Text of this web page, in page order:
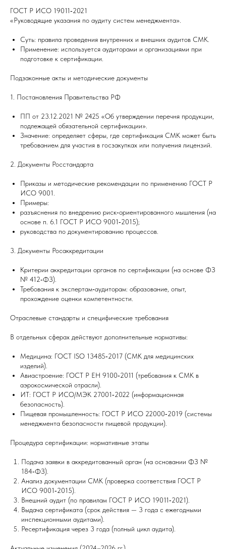
ГОСТ Р ИСО 19011‑2021
«Руководящие указания по аудиту систем менеджмента».
Суть: правила проведения внутренних и внешних аудитов СМК.
Применение: используется аудиторами и организациями при
подготовке к сертификации.
Подзаконные акты и методические документы
1. Постановления Правительства РФ
ПП от 23.12.2021 № 2425 «Об утверждении перечня продукции,
подлежащей обязательной сертификации».
Значение: определяет сферы, где сертификация СМК может быть
требованием для участия в госзакупках или получения лицензий.
2. Документы Росстандарта
Приказы и методические рекомендации по применению ГОСТ Р
ИСО 9001.
Примеры:
разъяснения по внедрению риск‑ориентированного мышления (на
основе п. 6.1 ГОСТ Р ИСО 9001‑2015);
руководства по документированию процессов.
3. Документы Росаккредитации
Критерии аккредитации органов по сертификации (на основе ФЗ
№ 412‑ФЗ).
Требования к экспертам‑аудиторам: образование, опыт,
прохождение оценки компетентности.
Отраслевые стандарты и специфические требования
В отдельных сферах действуют дополнительные нормативы:
Медицина: ГОСТ ISO 13485‑2017 (СМК для медицинских
изделий).
Авиастроение: ГОСТ Р ЕН 9100‑2011 (требования к СМК в
аэрокосмической отрасли).
ИТ: ГОСТ Р ИСО/МЭК 27001‑2022 (информационная
безопасность).
Пищевая промышленность: ГОСТ Р ИСО 22000‑2019 (системы
менеджмента безопасности пищевой продукции).
Процедура сертификации: нормативные этапы
Подача заявки в аккредитованный орган (на основании ФЗ №
184‑ФЗ).
Анализ документации СМК (проверка соответствия ГОСТ Р
ИСО 9001‑2015).
Внешний аудит (по правилам ГОСТ Р ИСО 19011‑2021).
Выдача сертификата (срок действия — 3 года с ежегодными
инспекционными аудитами).
Ресертификация через 3 года (полный цикл аудита).